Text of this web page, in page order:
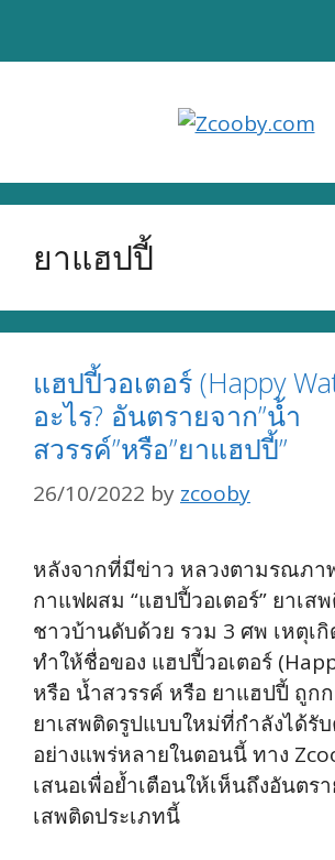
ยาแฮปปี้
แฮปปี้วอเตอร์ (Happy
อะไร? อันตรายจาก”น้ำ
สวรรค์”หรือ”ยาแฮปปี้”
26/10/2022 by zcooby
หลังจากที่มีข่าว หลวงตามรณภา
กาแฟผสม “แฮปปี้วอเตอร์” ยาเส
ชาวบ้านดับด้วย รวม 3 ศพ เหตุเ
ทำให้ชื่อของ แฮปปี้วอเตอร์
หรือ น้ำสวรรค์ หรือ ยาแฮปปี้ ถูก
ยาเสพติดรูปแบบใหม่ที่กำลังได้รั
อย่างแพร่หลายในตอนนี้ ทาง
เสนอเพื่อย้ำเตือนให้เห็นถึงอันตร
เสพติดประเภทนี้